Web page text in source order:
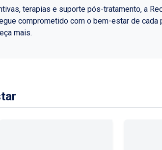
terapias e suporte pós-tratamento, a
comprometido com o bem-estar de cada
mais.